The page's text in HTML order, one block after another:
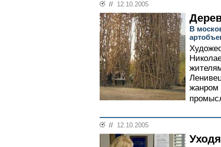
// 12.10.2005
В
жанром
// 12.10.2005